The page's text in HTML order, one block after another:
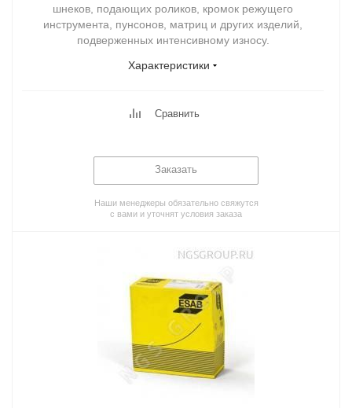
шнеков, подающих роликов, кромок режущего
инструмента, пунсонов, матриц и других изделий,
подверженных интенсивному износу.
Характеристики
Сравнить
Заказать
Наши менеджеры обязательно свяжутся
с вами и уточнят условия заказа